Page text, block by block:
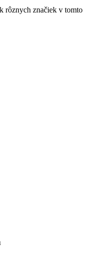
rôznych značiek v tomto